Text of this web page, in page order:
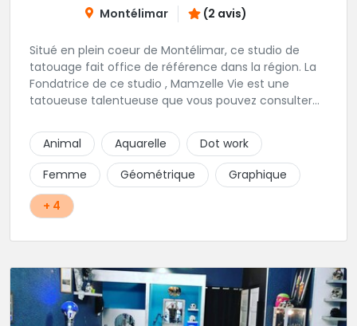
Montélimar (2 avis)
Situé en plein coeur de Montélimar, ce studio de
tatouage fait office de référence dans la région. La
Fondatrice de ce studio , Mamzelle Vie est une
tatoueuse talentueuse que vous pouvez consulter
Animal
Aquarelle
Dot work
Femme
Géométrique
Graphique
+ 4